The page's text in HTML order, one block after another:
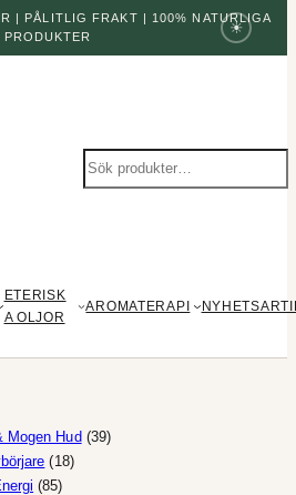
| PÅLITLIG FRAKT | 100% NATURLIGA
PRODUKTER
☀
Sök
produkter
ETERISK
A OLJOR
AROMATERAPI
Mogen Hud 3939
1818
8585